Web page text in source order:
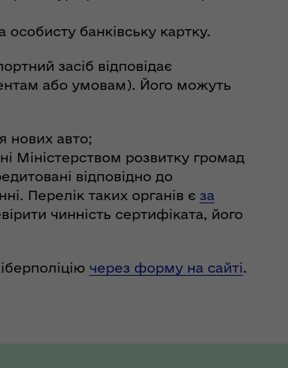
банківську картку.
засіб відповідає
або умовам). Його можуть
нових авто;
Міністерством розвитку громад
відповідно до
Перелік таких органів є за
чинність сертифіката, його
через форму на сайті.